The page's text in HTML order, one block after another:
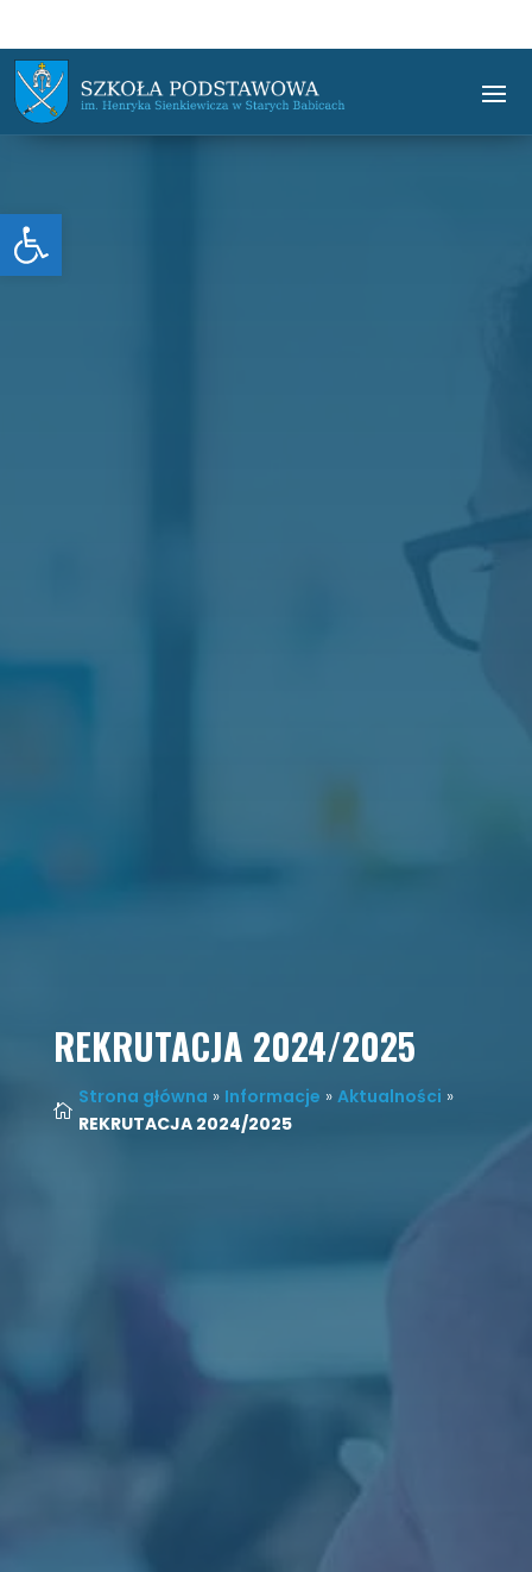
Otwórz pasek narzędzi
REKRUTACJA 2024/2025

Strona główna » Informacje »Aktualności »
REKRUTACJA 2024/2025